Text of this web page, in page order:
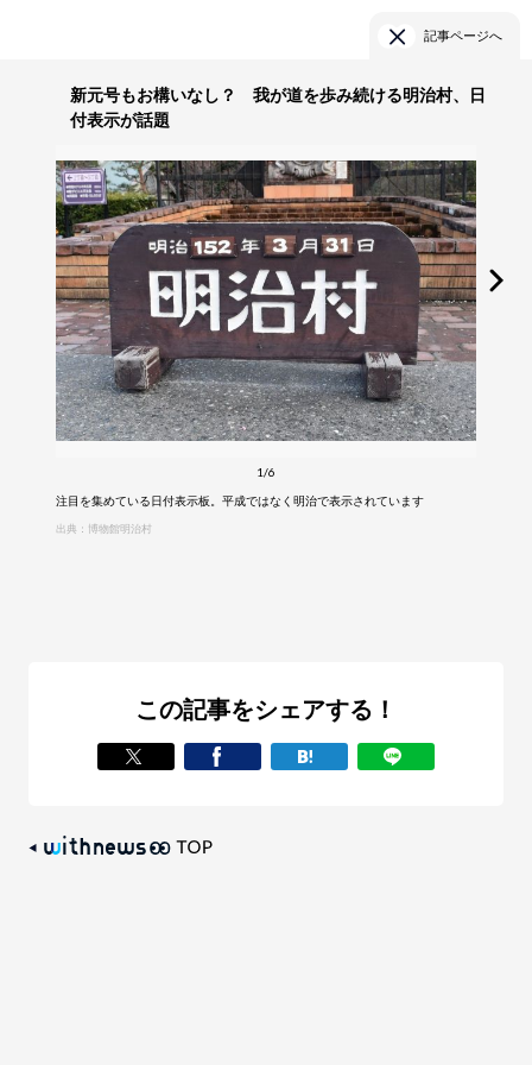
記事ページへ
新元号もお構いなし？ 我が道を歩み続ける明治村、日
付表示が話題
1/6
注目を集めている日付表示板。平成ではなく明治で表示されています
出典：博物館明治村
この記事をシェアする！